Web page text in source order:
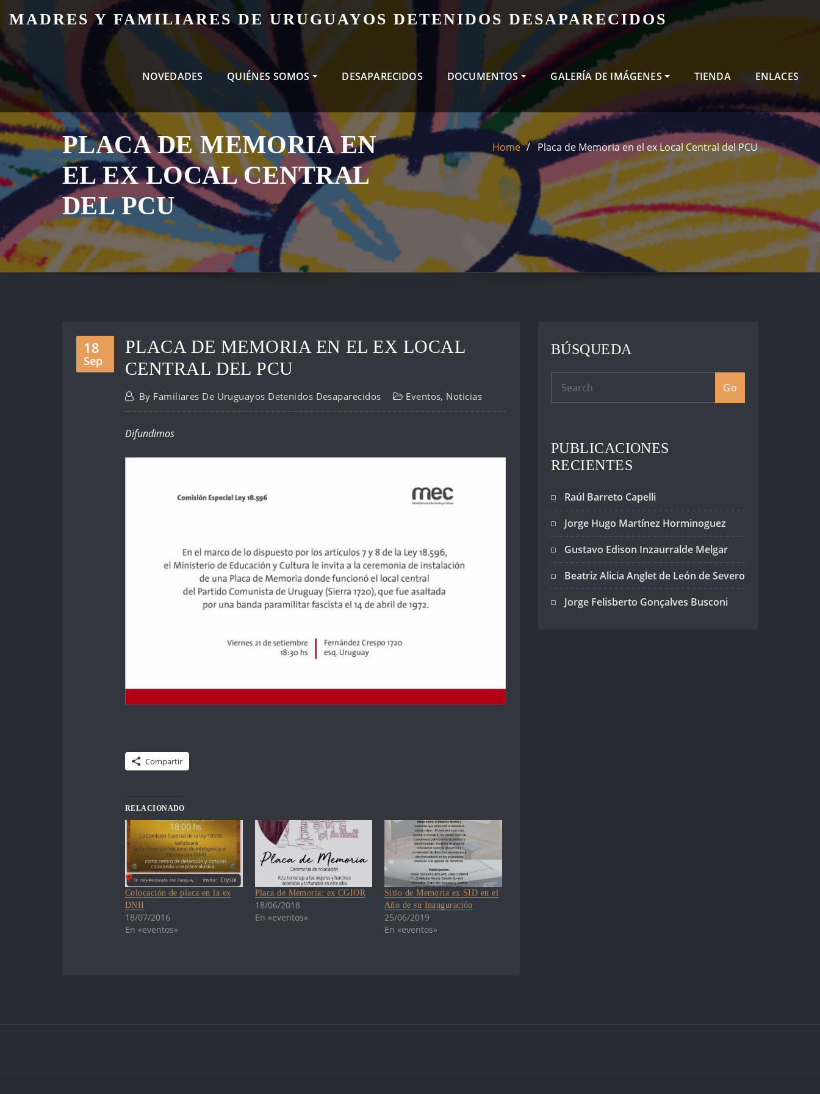
Skip
MADRES Y FAMILIARES DE URUGUAYOS DETENIDOS DESAPARECIDOS
NOVEDADES QUIÉNES SOMOS DESAPARECIDOS DOCUMENTOS GALERÍA DE IMÁGENES TIENDA ENLACES
PLACA DE MEMORIA EN
EL EX LOCAL CENTRAL
DEL PCU
Home Placa de Memoria en el ex Local Central del PCU
18
Sep
PLACA DE MEMORIA EN EL EX LOCAL
CENTRAL DEL PCU
By Familiares De Uruguayos Detenidos Desaparecidos Eventos, Noticias
Difundimos
Compartir
RELACIONADO
Colocación de placa en la ex
DNII
18/07/2016
En «eventos»
Placa de Memoria: ex CGIOR
18/06/2018
En «eventos»
Sitio de Memoria ex SID en el
Año de su Inauguración
25/06/2019
En «eventos»
BÚSQUEDA
Go
PUBLICACIONES
RECIENTES
Raúl Barreto Capelli
Jorge Hugo Martínez Horminoguez
Gustavo Edison Inzaurralde Melgar
Beatriz Alicia Anglet de León de Severo
Jorge Felisberto Gonçalves Busconi